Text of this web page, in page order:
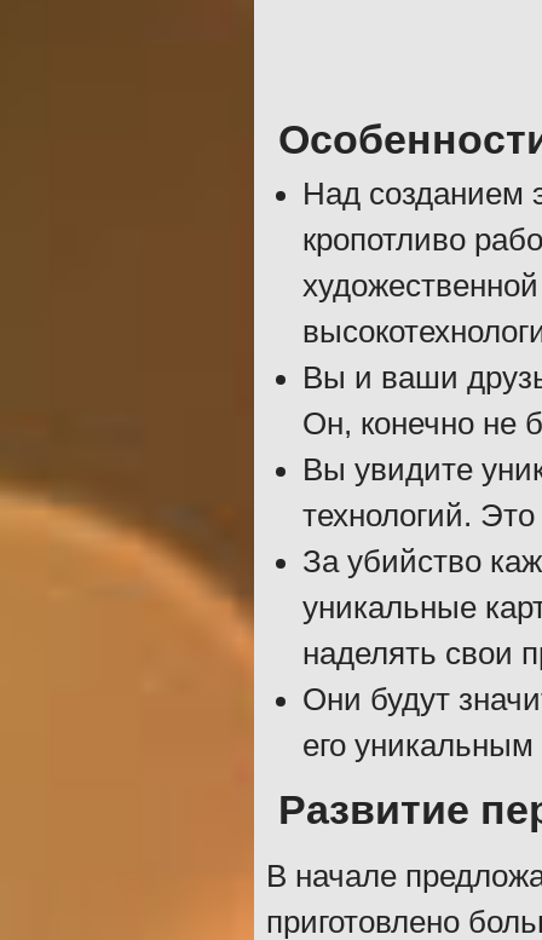
Над созданием
кропотливо
Вы и ваши
Он, конечно не
Вы увидите
технологий.
За убийство
уникальные
наделять свои
Они будут
его
Развитие
В начале
приготовлено